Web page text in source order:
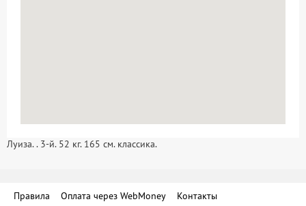
Луиза. . 3-й. 52 кг. 165 см. классика.
Правила Оплата через WebMoney Контакты